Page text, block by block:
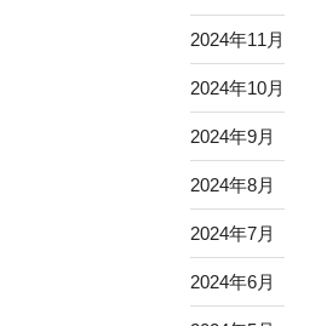
2024年11月
2024年10月
2024年9月
2024年8月
2024年7月
2024年6月